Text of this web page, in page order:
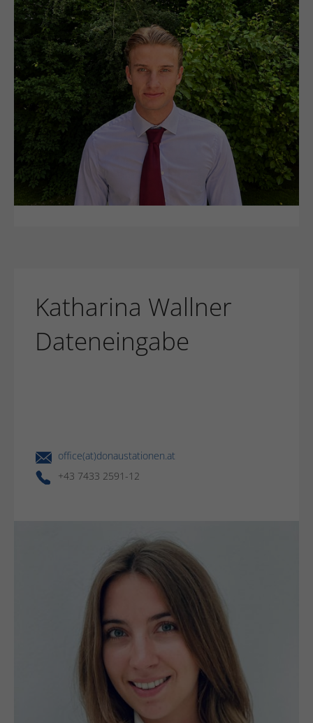
Katharina Wallner
Dateneingabe
office(at)donaustationen.at
+43 7433 2591-12